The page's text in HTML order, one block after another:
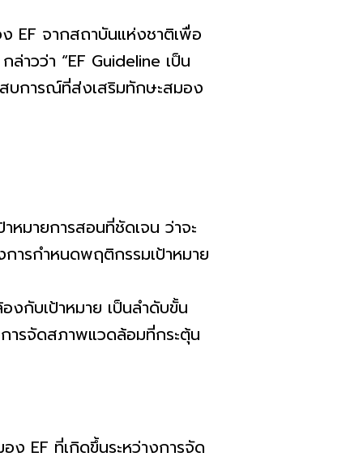
EF จากสถาบันแห่งชาติเพื่อ
าวว่า “EF Guideline เป็น
สบการณ์ที่ส่งเสริมทักษะสมอง
ายการสอนที่ชัดเจน ว่าจะ
ารกำหนดพฤติกรรมเป้าหมาย
บเป้าหมาย เป็นลำดับขั้น
ารจัดสภาพแวดล้อมที่กระตุ้น
EF ที่เกิดขึ้นระหว่างการจัด